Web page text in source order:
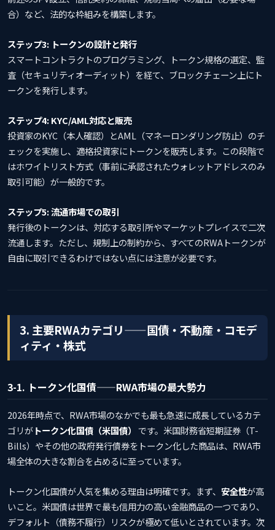
合）など、法的な枠組みを構築します。
ステップ3: トークンの設計と発行
スマートコントラクトのプログラミング、トークン規格の選定、監
査（セキュリティオーディット）を経て、ブロックチェーン上にト
ークンを発行します。
ステップ4: KYC/AML対応と販売
投資家のKYC（本人確認）とAML（マネーロンダリング防止）のチ
ェックを実施し、適格投資家にトークンを販売します。この段階で
はホワイトリスト方式（事前に承認されたウォレットアドレスのみ
取引可能）が一般的です。
ステップ5: 流通市場での取引
発行後のトークンは、対応する取引所やマーケットプレイスで二次
流通します。ただし、規制上の制約から、すべてのRWAトークンが
自由に取引できるわけではない点には注意が必要です。
3. 主要RWAカテゴリ——国債・不動産・コモデ
ィティ・株式
3-1. トークン化国債——RWA市場の最大勢力
2026年時点で、RWA市場のなかでも最も急速に成長しているカテ
ゴリがトークン化国債（米国債） です。米国財務省短期証券（T-
Bills）やその他の政府発行債券をトークン化した商品は、RWA市
場全体の大きな割合を占めるに至っています。
トークン化国債が人気を集める理由は明確です。まず、 安全性が高
いこと。米国債は世界で最も信用力の高い金融商品の一つであり、
デフォルト（債務不履行）リスクが極めて低いとされています。次